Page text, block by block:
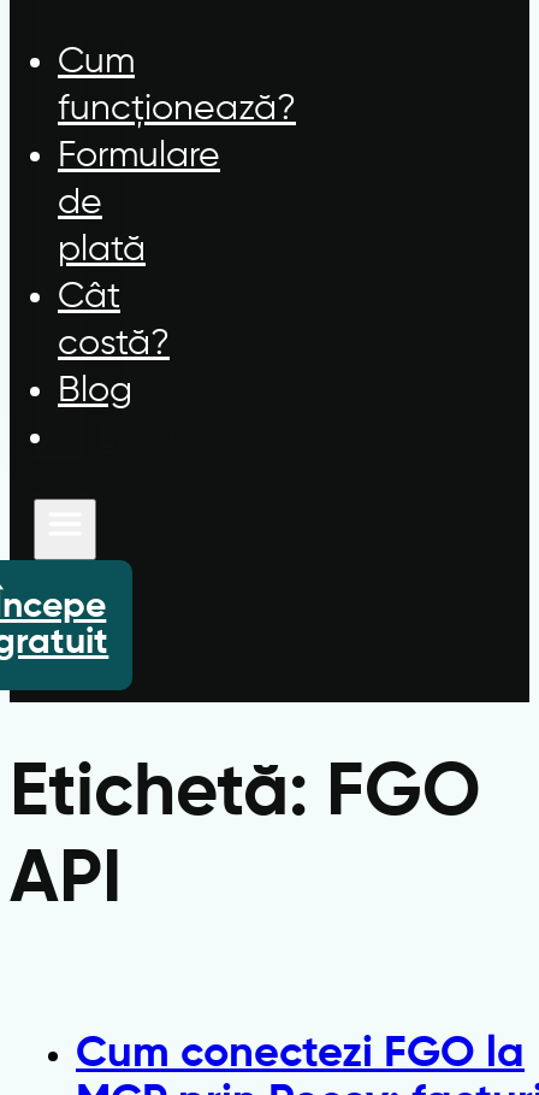
Cum
funcționează?
Formulare
de
plată
Cât
costă?
Blog
Etichetă: FGO
API
Cum conectezi FGO la